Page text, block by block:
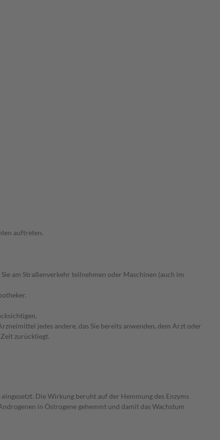
auftreten.
am Straßenverkehr teilnehmen oder Maschinen (auch im
jedes andere, das Sie bereits anwenden, dem Arzt oder
zurückliegt.
Die Wirkung beruht auf der Hemmung des Enzyms
in Östrogene gehemmt und damit das Wachstum